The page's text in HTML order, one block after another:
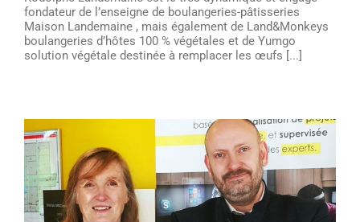
réussi
de
Rodolphe
Landemain
fondateur de l’enseigne de boulangeries-pâtisseries
Maison Landemaine , mais également de Land&Monkeys
boulangeries d’hôtes 100 % végétales et de Yumgo
solution végétale destinée à remplacer les œufs [...]